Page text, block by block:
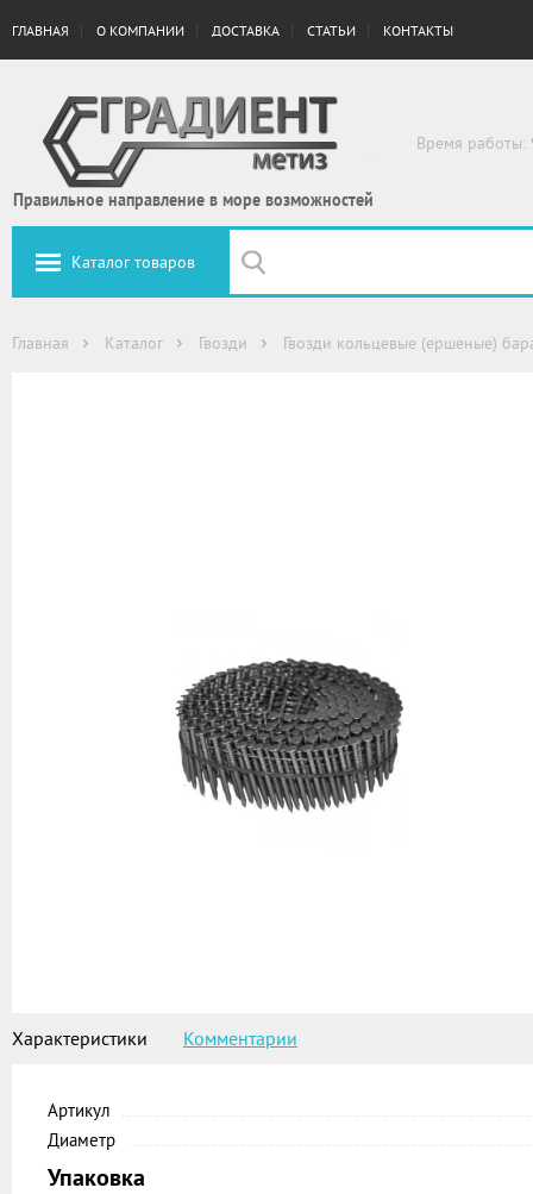
ГЛАВНАЯ О КОМПАНИИ ДОСТАВКА СТАТЬИ КОНТАКТЫ
Правильное направление в море возможностей
Время работы:
Каталог товаров
Главная Каталог Гвозди Гвозди кольцевые (ершеные)
Характеристики Комментарии
Артикул
Диаметр
Упаковка